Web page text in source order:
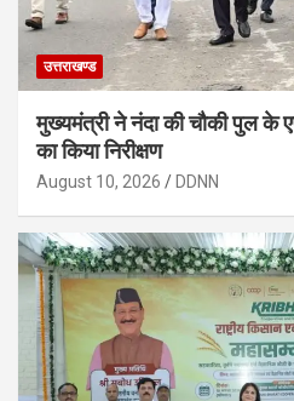
उत्तराखण्ड
मुख्यमंत्री ने नंदा की चौकी पुल के
का किया निरीक्षण
August 10, 2026 DDNN